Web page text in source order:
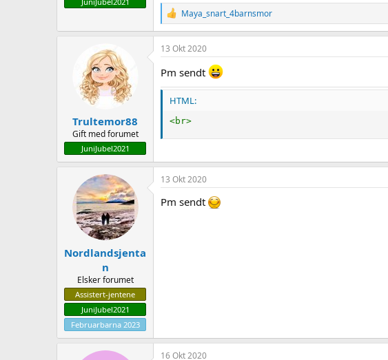
R
e
a
c
t
o
n
s
Maya_snart_4barnsmor
Trultemor88
Gift med forumet
JuniJubel2021
13 Okt 2020
Pm sendt
HTML:
<br>
Nordlandsjenta
n
Elsker forumet
Assistert-jentene
JuniJubel2021
Februarbarna 2023
13 Okt 2020
Pm sendt
16 Okt 2020